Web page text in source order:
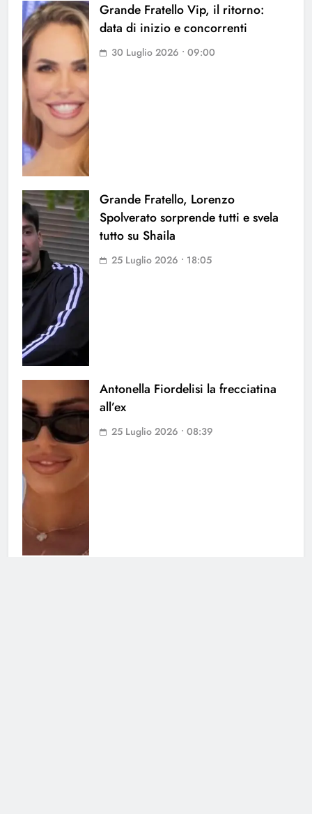
Grande Fratello Vip, il ritorno:
data di inizio e concorrenti
30 Luglio 2026 • 09:00
Grande Fratello, Lorenzo
Spolverato sorprende tutti e svela
tutto su Shaila
25 Luglio 2026 • 18:05
Antonella Fiordelisi la frecciatina
all’ex
25 Luglio 2026 • 08:39